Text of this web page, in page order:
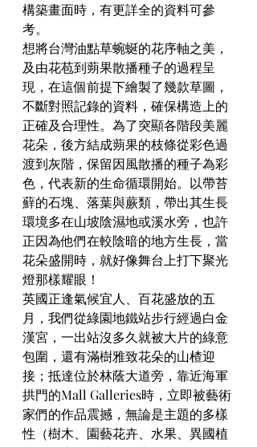
構築畫面時，有更詳全的資料可參
考。
想將台灣油點草蜿蜒的花序軸之美，
及由花苞到蒴果散播種子的過程呈
現，在這個前提下繪製了幾款草圖，
不斷對照記錄的資料，確保構造上的
正確及合理性。為了突顯各階段美麗
花朵，後方結成蒴果的枝條從彩色過
渡到灰階，保留因風散播的種子為彩
色，代表新的生命循環開始。以帶苔
蘚的石塊、落葉與蕨類，帶出其生長
環境多在山坡陰濕地或溪水旁，也許
正因為他們在較陰暗的地方生長，當
花朵盛開時，就好像舞台上打下聚光
燈那樣耀眼！
英國正逢氣候宜人、百花盛放的五
月，我們從綠園地鐵站步行經過白金
漢宮，一出站沒多久就被大片的綠意
包圍，還有滿樹雅致花朵的山楂迎
接；抵達位於林蔭大道旁，靠近海軍
拱門的Mall Galleries時，立即被藝術
家們的作品震撼，無論是主題的多樣
性（樹木、園藝花卉、水果、異國植